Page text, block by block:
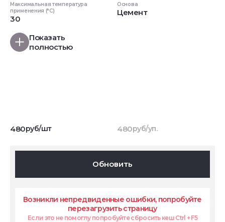
Максимальная температура
применения (°C)
30
Основа
Цемент
Показать
полностью
480руб/шт 480руб/уп.
Обновить
Возникли непредвиденные ошибки, попробуйте
перезагрузить страницу
Если это не помоглу попробуйте сбросить кеш Ctrl + F5